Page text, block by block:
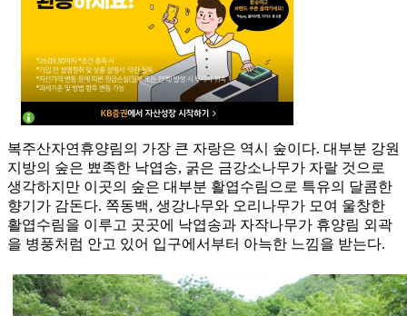
복주산자연휴양림의 가장 큰 자랑은 역시 숲이다. 대부분 강원
지방의 숲은 뾰족한 낙엽송, 굵은 금강소나무가 자랄 것으로
생각하지만 이곳의 숲은 대부분 활엽수림으로 특유의 달콤한
향기가 감돈다. 쪽동백, 생강나무와 오리나무가 모여 울창한
활엽수림을 이루고 곳곳에 낙엽송과 자작나무가 휴양림 외곽
을 병풍처럼 안고 있어 입구에서부터 아늑한 느낌을 받는다.